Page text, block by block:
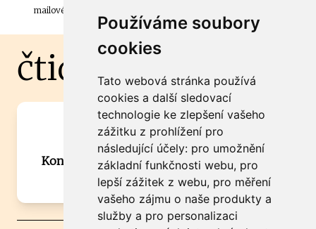
Používáme soubory
cookies
Tato webová stránka používá
cookies a další sledovací
technologie ke zlepšení vašeho
zážitku z prohlížení pro
následující účely: pro umožnění
základní funkčnosti webu, pro
lepší zážitek z webu, pro měření
vašeho zájmu o naše produkty a
služby a pro personalizaci
mailové schránky.
čtidoma.cz
Máte zajímavou informaci? Chcete
spolupracovat?
Kontaktujte šéfredaktora Martina Chalupu:
chalupa@ctidoma.cz